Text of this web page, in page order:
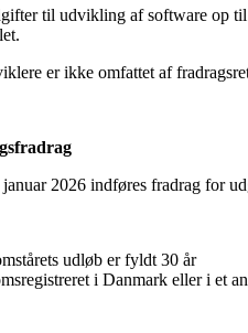
til udvikling af software op
er ikke omfattet af
2026 indføres fradrag for
udløb er fyldt 30 år
i Danmark eller i et